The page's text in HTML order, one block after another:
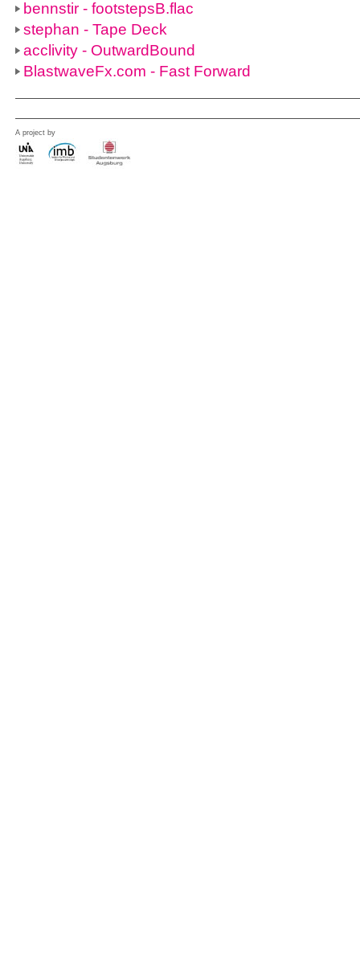
bennstir - footstepsB.flac
stephan - Tape Deck
acclivity - OutwardBound
BlastwaveFx.com - Fast Forward
A project by